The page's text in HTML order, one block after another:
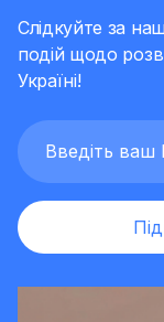
Слідкуйте за
подій щодо
Україні!